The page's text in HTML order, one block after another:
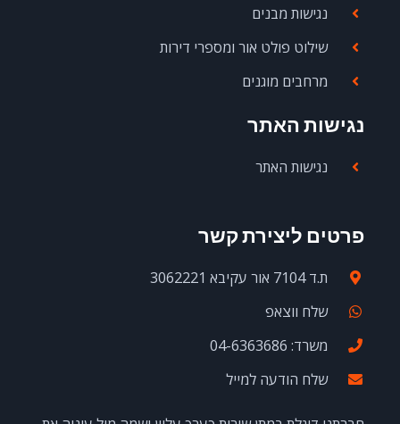
נגישות מבנים
שילוט פולט אור ומספרי דירות
מרחבים מוגנים
נגישות האתר
נגישות האתר
פרטים ליצירת קשר
ת.ד 7104 אור עקיבא 3062221
שלח ווצאפ
משרד: 04-6363686
שלח הודעה למייל